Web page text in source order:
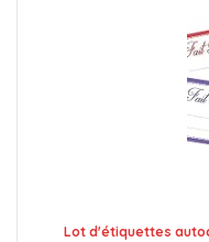
Lot d'étiquettes